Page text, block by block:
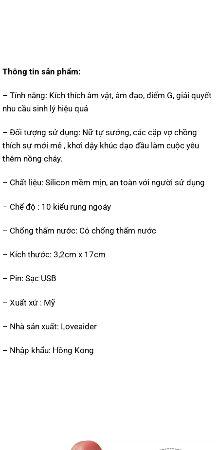
Thông tin sản phẩm:
– Tính năng: Kích thích âm vật, âm đạo, điểm G, giải quyết
nhu cầu sinh lý hiệu quả
– Đối tượng sử dụng: Nữ tự sướng, các cặp vợ chồng
thích sự mới mẻ , khơi dậy khúc dạo đầu làm cuộc yêu
thêm nồng cháy.
– Chất liệu: Silicon mềm mịn, an toàn với người sử dụng
– Chế độ : 10 kiểu rung ngoáy
– Chống thấm nước: Có chống thấm nước
– Kích thước: 3,2cm x 17cm
– Pin: Sạc USB
– Xuất xứ : Mỹ
– Nhà sản xuất: Loveaider
– Nhập khẩu: Hồng Kong